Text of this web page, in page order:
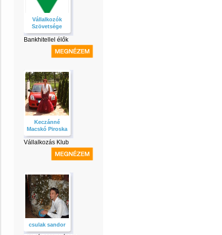
Vállalkozók
Szövetsége
Bankhitellel élők
Keczánné
Macskó Piroska
Vállalkozás Klub
csulak sandor